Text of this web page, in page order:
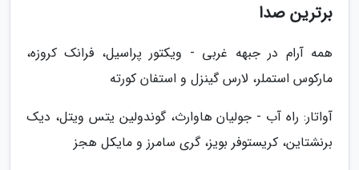
برترین صدا
همه آرام در جبهه غربی - ویکتور پراسیل، فرانک کروزه،
مارکوس استملر، لارس گینزل و استفان کورته
آواتار: راه آب - جولیان هاوارث، گوندولین یتس ویتل، دیک
برنشتاین، کریستوفر بویز، گری سامرز و مایکل هجز